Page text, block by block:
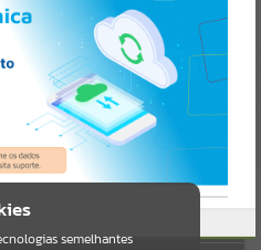
aguarde...
aguarde...semelhantes
pagina/static/bundle/wpo_index_